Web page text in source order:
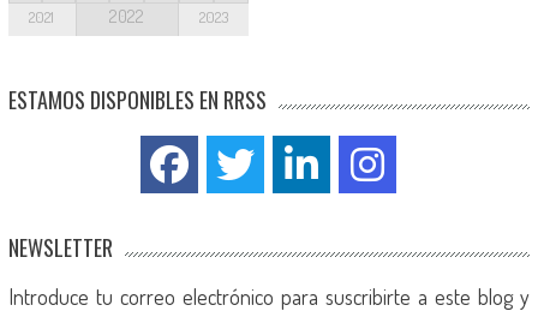
2021 2022 2023
ESTAMOS DISPONIBLES EN RRSS
NEWSLETTER
Introduce tu correo electrónico para suscribirte a este blog y